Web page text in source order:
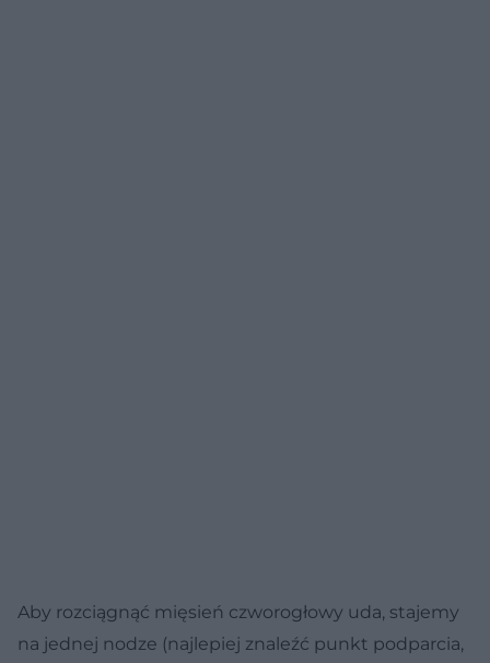
Aby rozciągnąć mięsień czworogłowy uda, stajemy
na jednej nodze (najlepiej znaleźć punkt podparcia,